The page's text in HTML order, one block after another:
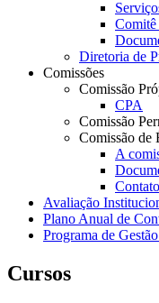
Diretoria de
Comissões
Comissão
CPA
Comissão
Comissão de
A
Avaliação
Plano Anual de
Programa de
Cursos